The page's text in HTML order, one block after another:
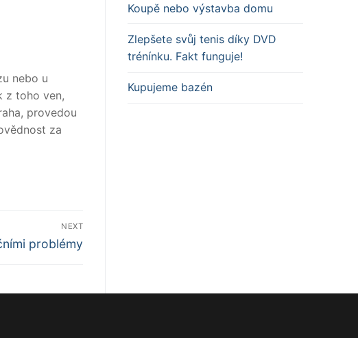
nebo u
z toho ven,
, provedou
za
NEXT
problémy
Koupě nebo výstavba domu
Zlepšete svůj tenis díky DVD
trénínku. Fakt funguje!
Kupujeme bazén